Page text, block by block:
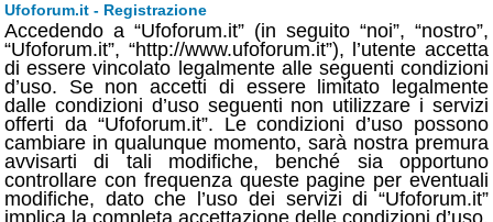
Ufoforum.it - Registrazione
Accedendo a “Ufoforum.it” (in seguito “noi”, “nostro”,
“Ufoforum.it”, “http://www.ufoforum.it”), l’utente accetta
di essere vincolato legalmente alle seguenti condizioni
d’uso. Se non accetti di essere limitato legalmente
dalle condizioni d’uso seguenti non utilizzare i servizi
offerti da “Ufoforum.it”. Le condizioni d’uso possono
cambiare in qualunque momento, sarà nostra premura
avvisarti di tali modifiche, benché sia opportuno
controllare con frequenza queste pagine per eventuali
modifiche, dato che l’uso dei servizi di “Ufoforum.it”
implica la completa accettazione delle condizioni d’uso.